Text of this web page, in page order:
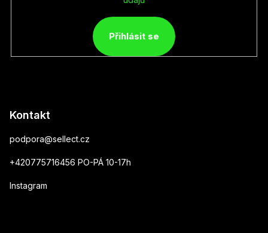
Přihlásit se
Kontakt
podpora@sellect.cz
+420775716456 PO-PÁ 10-17h
Instagram